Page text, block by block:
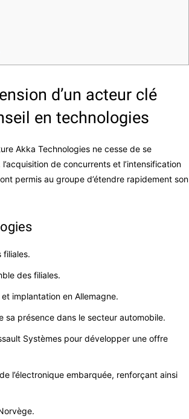
d’un acteur clé
en technologies
Akka Technologies ne cesse de se
l’acquisition de concurrents et l’intensification
permis au groupe d’étendre rapidement son
filiales.
des filiales.
implantation en Allemagne.
sa présence dans le secteur automobile.
Systèmes pour développer une offre
l’électronique embarquée, renforçant ainsi